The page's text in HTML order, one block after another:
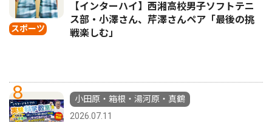
スポーツ
【インターハイ】西湘高校男子ソフトテニ
ス部・小澤さん、芹澤さんペア「最後の挑
戦楽しむ」
8
小田原・箱根・湯河原・真鶴
2026.07.11